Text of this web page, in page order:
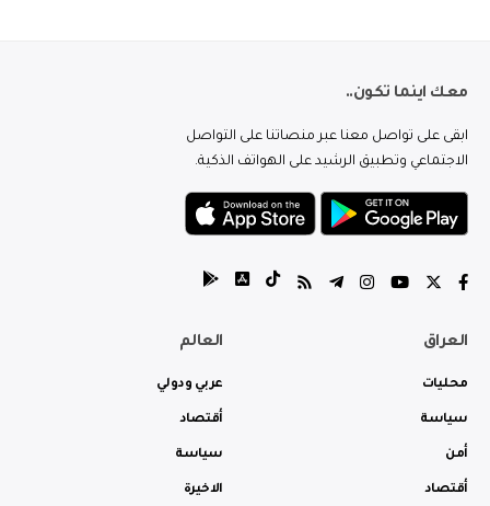
معك اينما تكون..
ابقى على تواصل معنا عبر منصاتنا على التواصل
الاجتماعي وتطبيق الرشيد على الهواتف الذكية.
العراق
محليات
سياسة
أمن
أقتصاد
العالم
عربي ودولي
أقتصاد
سياسة
الاخيرة